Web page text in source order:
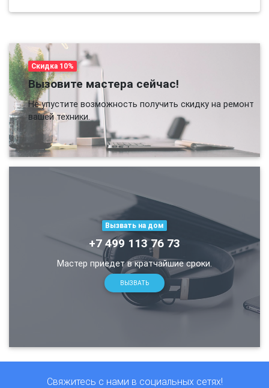
Скидка 10%
Вызовите мастера сейчас!
Не упустите возможность получить скидку на ремонт
вашей техники.
Вызвать на дом
+7 499 113 76 73
Мастер приедет в кратчайшие сроки.
ВЫЗВАТЬ
Свяжитесь с нами в социальных сетях!